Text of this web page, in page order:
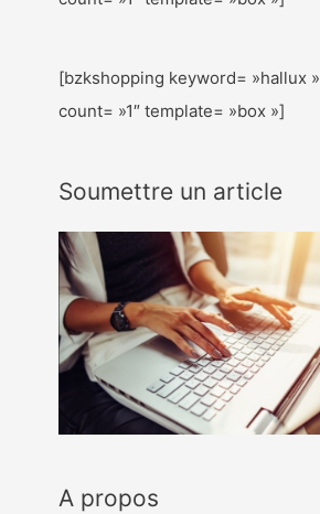
[bzkshopping keyword= »hallux »
count= »1″ template= »box »]
Soumettre un article
A propos